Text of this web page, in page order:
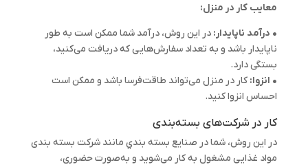
معایب کار در منزل:
• درآمد ناپایدار: در این روش، درآمد شما ممکن است به طور
ناپایدار باشد و به تعداد سفارش‌هایی که دریافت می‌کنید،
بستگی دارد.
• انزوا: کار در منزل می‌تواند طاقت‌فرسا باشد و ممکن است
احساس انزوا کنید.
کار در شرکت‌های بسته‌بندی
در این روش، شما در صنايع بسته بندي مانند شرکت بسته بندی
مواد غذایی مشغول به کار می‌شوید و به‌صورت حضوری،